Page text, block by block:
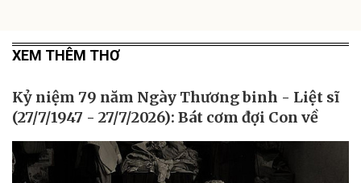
XEM THÊM THƠ
Kỷ niệm 79 năm Ngày Thương binh - Liệt sĩ
(27/7/1947 - 27/7/2026): Bát cơm đợi Con về